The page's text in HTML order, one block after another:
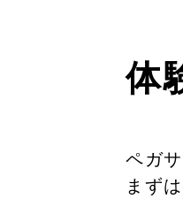
体
ペガ
まず